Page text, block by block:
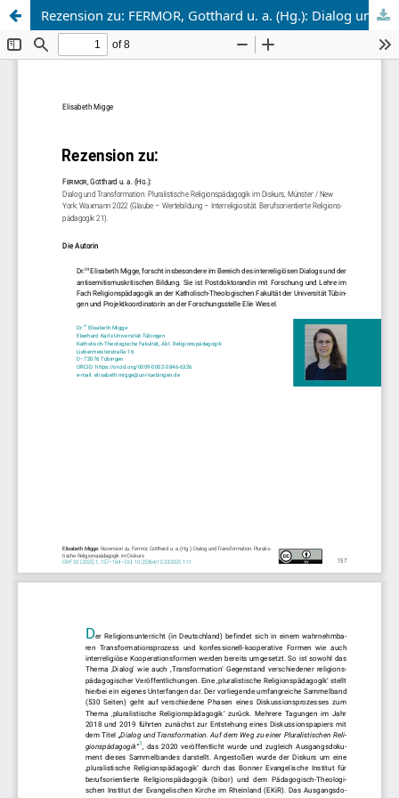
Rezension zu: FERMOR, Gotthard u. a. (Hg.): Dialog und Transformation. Pluralistische Religionspädagogik im Diskurs, Münster / New York: Waxmann 2022 (Glaube ‒ Wertebildung ‒ Interreligiosität. Berufsorientierte Religionspädagogik 21).